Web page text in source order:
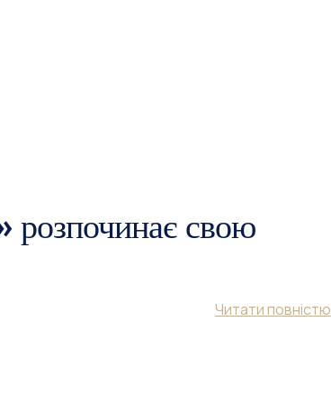
розпочинає свою
Читати повністю